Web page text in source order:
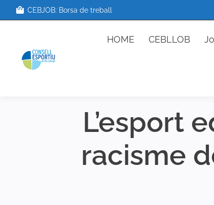
CEBJOB: Borsa de treball
HOME CEBLLOB
L’esport
racisme